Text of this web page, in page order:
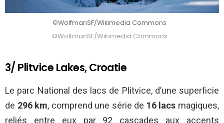
©WolfmanSF/Wikimedia Commons
©WolfmanSF/Wikimedia Commons
3/ Plitvice Lakes, Croatie
Le parc National des lacs de Plitvice, d’une superficie
de 296 km, comprend une série de 16 lacs magiques,
reliés entre eux par 92 cascades aux accents